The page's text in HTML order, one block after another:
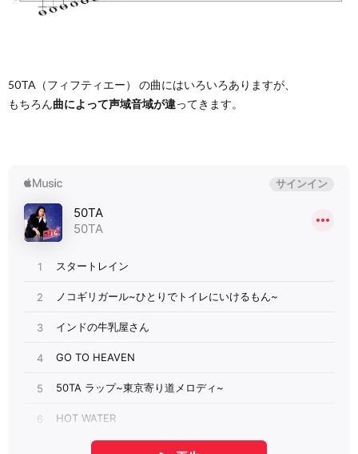
50TA（フィフティエー） の曲にはいろいろありますが、
もちろん曲によって声域音域が違ってきます。